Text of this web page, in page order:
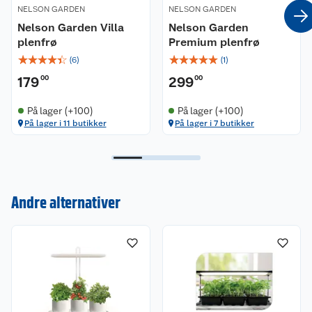
NELSON GARDEN
Nelson Garden Villa
plenfrø
☆☆☆☆☆ (6)
17900
På lager (+100)
På lager i 11 butikker
NELSON GARDEN
Nelson Garden
Premium plenfrø
☆☆☆☆☆ (1)
29900
På lager (+100)
På lager i 7 butikker
Andre alternativer
Våre butikker
Kundeservice
Reklamasjon og garanti